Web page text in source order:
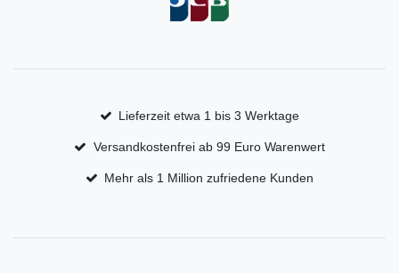
Lieferzeit etwa 1 bis 3 Werktage
Versandkostenfrei ab 99 Euro Warenwert
Mehr als 1 Million zufriedene Kunden